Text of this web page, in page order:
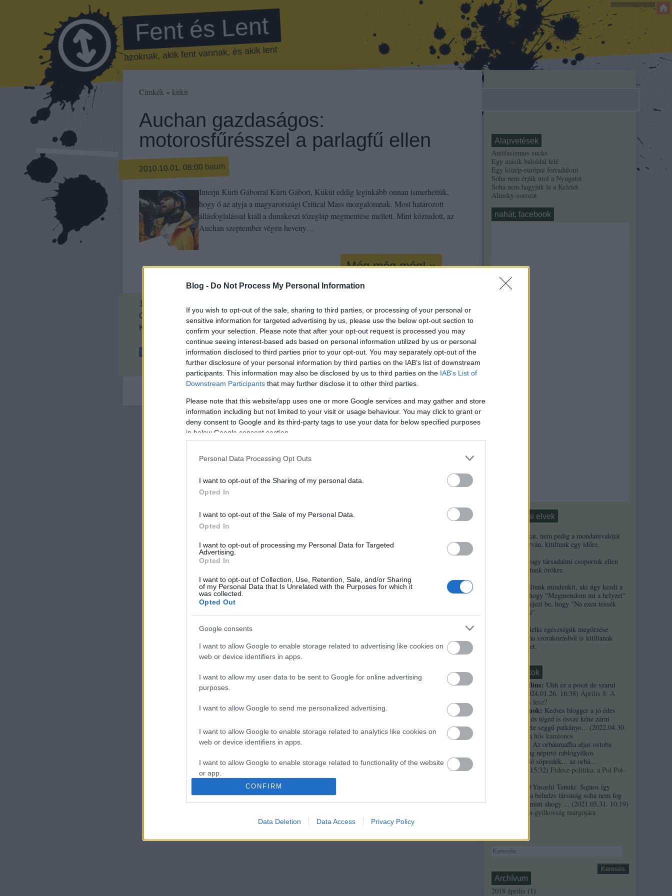
Blog - Do Not Process My Personal Information
If you wish to opt-out of the sale, sharing to third parties, or processing of your personal or
sensitive information for targeted advertising by us, please use the below opt-out section to
confirm your selection. Please note that after your opt-out request is processed you may
continue seeing interest-based ads based on personal information utilized by us or personal
information disclosed to third parties prior to your opt-out. You may separately opt-out of the
further disclosure of your personal information by third parties on the IAB’s list of downstream
participants. This information may also be disclosed by us to third parties on the IAB’s List of
Downstream Participants that may further disclose it to other third parties.
Please note that this website/app uses one or more Google services and may gather and store
information including but not limited to your visit or usage behaviour. You may click to grant or
deny consent to Google and its third-party tags to use your data for below specified purposes
in below Google consent section.
Personal Data Processing Opt Outs
I want to opt-out of the Sharing of my personal data.
Opted In
I want to opt-out of the Sale of my Personal Data.
Opted In
I want to opt-out of processing my Personal Data for Targeted
Advertising.
Opted In
I want to opt-out of Collection, Use, Retention, Sale, and/or Sharing
of my Personal Data that Is Unrelated with the Purposes for which it
was collected.
Opted Out
Google consents
I want to allow Google to enable storage related to advertising like cookies on
web or device identifiers in apps.
I want to allow my user data to be sent to Google for online advertising
purposes.
I want to allow Google to send me personalized advertising.
I want to allow Google to enable storage related to analytics like cookies on
web or device identifiers in apps.
I want to allow Google to enable storage related to functionality of the website
or app.
I want to allow Google to enable storage related to personalization.
I want to allow Google to enable storage related to security, including
authentication functionality and fraud prevention, and other user protection.
CONFIRM
Data Deletion Data Access Privacy Policy
Fent és Lent
azoknak, akik fent vannak, és akik lent
Címkék » kükü
Auchan gazdaságos:
motorosfűrésszel a parlagfű ellen
2010.10.01. 08:00 baum
Interjú Kürti Gáborral Kürti Gábort, Küküt eddig leginkább onnan ismerhettük,
hogy ő az atyja a magyarországi Critical Mass mozgalomnak. Most határozott
állásfoglalással kiáll a dunakeszi tőzegláp megmentése mellett. Mint köztudott, az
Auchan szeptember végén heveny…
Még még még! »
17
Címkék:
auchan gábor kürti
kükü
Kövess minket a Facebookon is!
Tetszik 0
Alapvetések
Antifasizmus sucks
Egy másik baloldal felé
Egy közép-európai forradalom
Soha nem érjük utol a Nyugatot
Soha nem hagyjuk le a Keletet
Alinsky-sorozat
nahát, facebook
Moderálási elvek
1. Ha a másikat, nem pedig a mondanivalóját
minősíted durván, kitiltunk egy időre.
2. Ha népek vagy társadalmi csoportok ellen
uszítasz, kitiltunk örökre.
3. Örökre kitiltunk mindenkit, aki úgy kezdi a
kommentjét, hogy "Megmondom mi a helyzet"
és/vagy úgy fejezi be, hogy "Na ezen tessék
elgondolkodni".
4. A szerzők lelki egészségük megőrzése
érdekében néha szórakozásból is kitiltanak
kommentelőket.
Friss topikok
necrophil collins: Uhh ez a poszt de szarul
2024.01.26. 16:38) Április 8: A
többség kevés lesz?
Custertábornok: Kedves blogger a jó édes
kurvaanyádat és téged is össze kéne zárni
ezekkel a fekete seggű patkányo... (2022.04.30.
Árpi, a hős kamionos
kiskutyauto: Az orbánmaffia aljas ostoba
arrogáns hazug népirtó rablógyilkos
országromboló söpredék... az orbá...
2021.10.19. 15:32) Fidesz-politika: a Pol Pot-
@Yasashi Tanuki: Sajnos így
valahogy. Ez a beludzs társaság soha nem fog
integrálódni, mint ahogy ... (2021.05.31. 10:19)
A Bándy Kata-gyilkosság margójára
Archívum
2018 április ( 1 )